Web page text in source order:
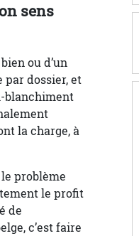
sens
ou d’un
par dossier, et
blanchiment
la charge, à
problème
le profit
de
c’est faire